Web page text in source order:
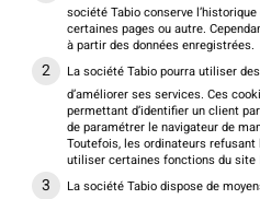
société Tabio conserve
certaines pages ou autre.
à partir des données enregistrées.
La société Tabio pourra utiliser
d’améliorer ses services. Ces
permettant d’identifier un client
de paramétrer le navigateur de
Toutefois, les ordinateurs
utiliser certaines fonctions du site
La société Tabio dispose de